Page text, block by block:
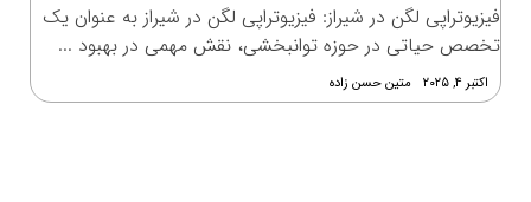
فیزیوتراپی لگن در شیراز: فیزیوتراپی لگن در شیراز به عنوان یک
تخصص حیاتی در حوزه توانبخشی، نقش مهمی در بهبود ...
اکتبر ۴, ۲۰۲۵ متین حسن زاده